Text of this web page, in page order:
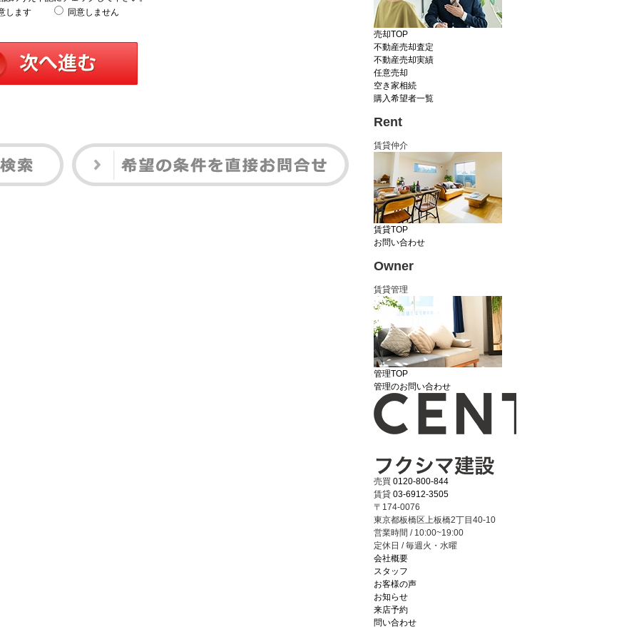
します
同意しません
売却TOP
不動産売却査定
不動産売却実績
任意売却
空き家相続
購入希望者一覧
Rent
賃貸仲介
賃貸TOP
お問い合わせ
Owner
賃貸管理
管理TOP
管理のお問い合わせ
売買 0120-800-844
賃貸 03-6912-3505
〒174-0076
東京都板橋区上板橋2丁目40-10
営業時間 / 10:00~19:00
定休日 / 毎週火・水曜
会社概要
スタッフ
お客様の声
お知らせ
来店予約
問い合わせ